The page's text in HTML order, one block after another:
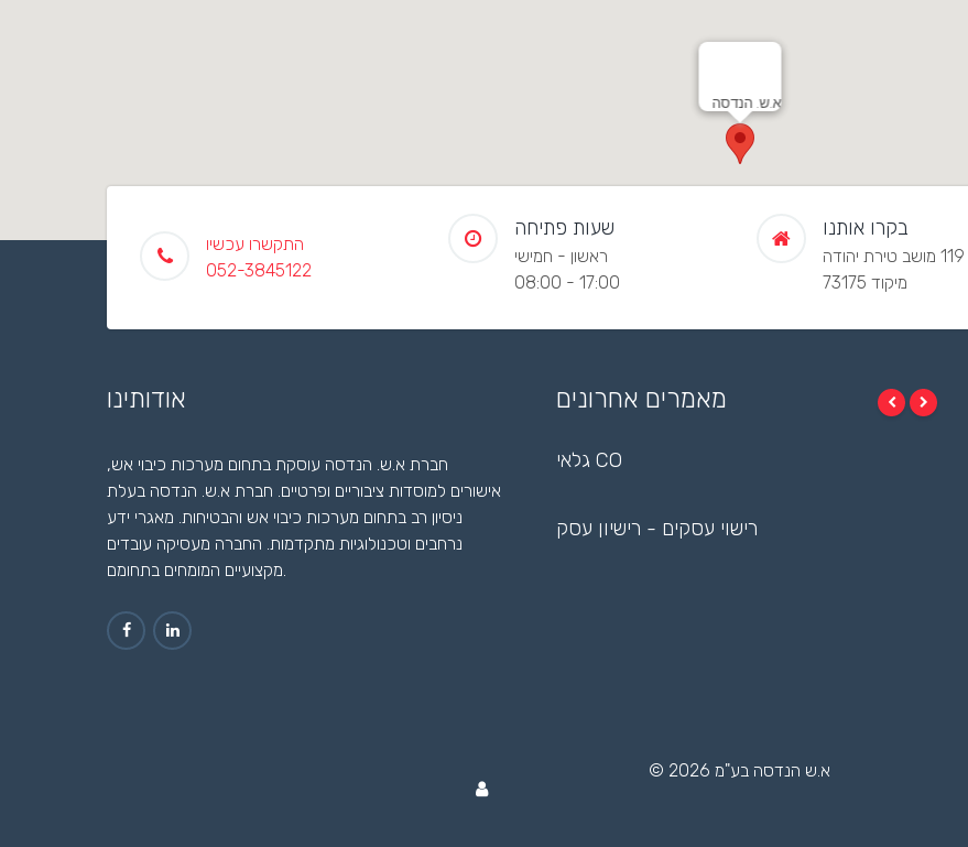
א.ש. הנדסה
התקשרו עכשיו
052-3845122
שעות פתיחה
ראשון - חמישי
08:00 - 17:00
בקרו אותנו
מיקוד 73175
אודותינו
חברת א.ש. הנדסה עוסקת בתחום מערכות כיבוי אש,
אישורים למוסדות ציבוריים ופרטיים. חברת א.ש. הנדסה בעלת
ניסיון רב בתחום מערכות כיבוי אש והבטיחות. מאגרי ידע
נרחבים וטכנולוגיות מתקדמות. החברה מעסיקה עובדים
מקצועיים המומחים בתחומם.
מאמרים אחרונים
גלאי CO
רישוי עסקים - רישיון עסק
© 2026 א.ש הנדסה בע"מ